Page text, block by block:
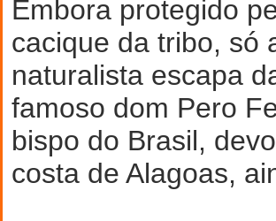
Embora protegido
cacique da tribo, só
naturalista escapa
famoso dom Pero
bispo do Brasil,
costa de Alagoas,